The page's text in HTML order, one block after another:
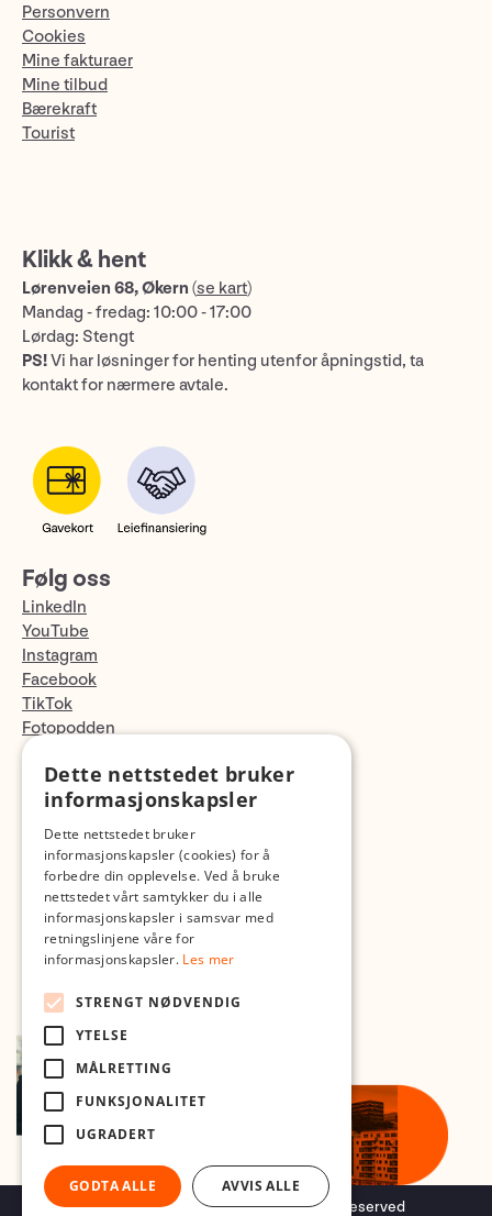
Personvern
Cookies
Mine fakturaer
Mine tilbud
Bærekraft
Tourist
Klikk & hent
Lørenveien 68, Økern (se kart)
Mandag - fredag: 10:00 - 17:00
Lørdag: Stengt
PS!Vi har løsninger for henting utenfor åpningstid, ta
kontakt for nærmere avtale.
Følg oss
LinkedIn
YouTube
Instagram
Facebook
TikTok
Fotopodden
Med forbehold om skrive- og lagerfeil
Copyright © 2026 Foto.no - All rights reserved
Dette nettstedet bruker
informasjonskapsler
Dette nettstedet bruker
informasjonskapsler (cookies) for å
forbedre din opplevelse. Ved å bruke
nettstedet vårt samtykker du i alle
informasjonskapsler i samsvar med
retningslinjene våre for
informasjonskapsler. Les mer
STRENGT NØDVENDIG
YTELSE
MÅLRETTING
FUNKSJONALITET
UGRADERT
GODTA ALLE AVVIS ALLE